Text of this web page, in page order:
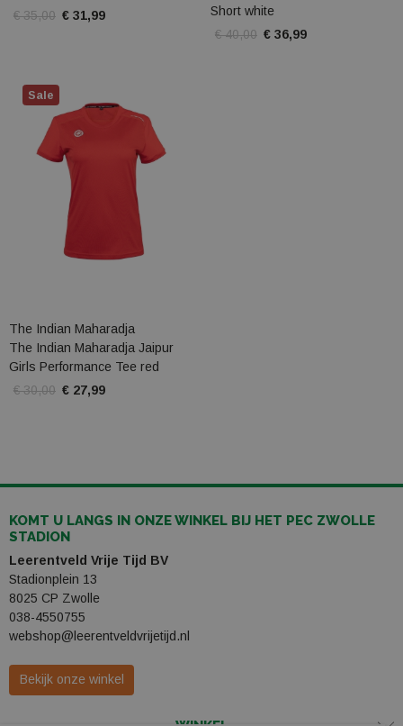
€ 35,00 € 31,99
Short white
€ 40,00 € 36,99
The Indian Maharadja
The Indian Maharadja Jaipur
Girls Performance Tee red
€ 30,00 € 27,99
Sale
KOMT U LANGS IN ONZE WINKEL BIJ HET PEC ZWOLLE
STADION
Leerentveld Vrije Tijd BV
Stadionplein 13
8025 CP Zwolle
038-4550755
webshop@leerentveldvrijetijd.nl
Bekijk onze winkel